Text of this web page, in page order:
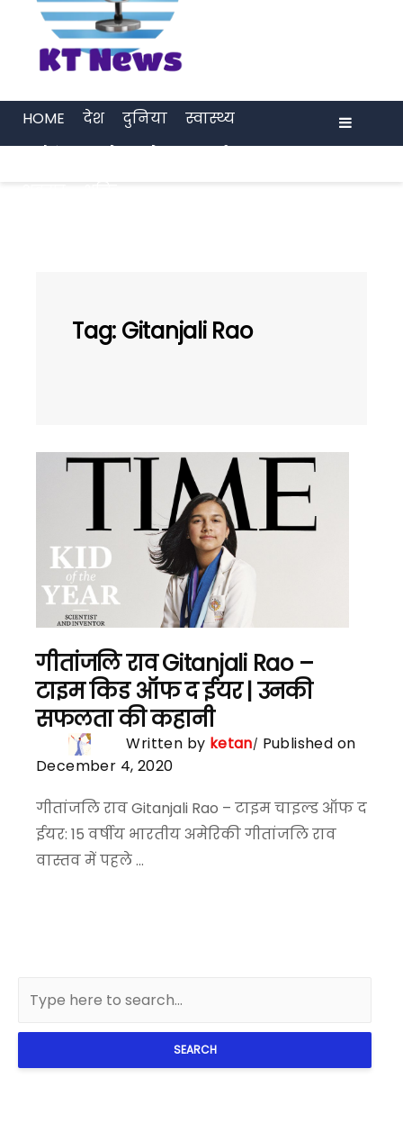
HOME देश दुनिया
स्वास्थ्य
Tag: Gitanjali Rao
गीतांजलि राव Gitanjali Rao –
टाइम किड ऑफ द ईयर | उनकी
सफलता की कहानी
Written by ketan Published on
December 4, 2020
गीतांजलि राव Gitanjali Rao – टाइम चाइल्ड ऑफ द
ईयर: 15 वर्षीय भारतीय अमेरिकी गीतांजलि राव
वास्तव में पहले ...
SEARCH